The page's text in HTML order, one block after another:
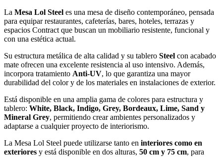
La Mesa Lol Steel es una mesa de diseño contemporáneo, pensada
para equipar restaurantes, cafeterías, bares, hoteles, terrazas y
espacios Contract que buscan un mobiliario resistente, funcional y
con una estética actual.
Su estructura metálica de alta calidad y su tablero Steel con acabado
mate ofrecen una excelente resistencia al uso intensivo. Además,
incorpora tratamiento Anti-UV, lo que garantiza una mayor
durabilidad del color y de los materiales en instalaciones de exterior.
Está disponible en una amplia gama de colores para estructura y
tablero: White, Black, Indigo, Grey, Bordeaux, Lime, Sand y
Mineral Grey, permitiendo crear ambientes personalizados y
adaptarse a cualquier proyecto de interiorismo.
La Mesa Lol Steel puede utilizarse tanto en interiores como en
exteriores y está disponible en dos alturas, 50 cm y 75 cm, para